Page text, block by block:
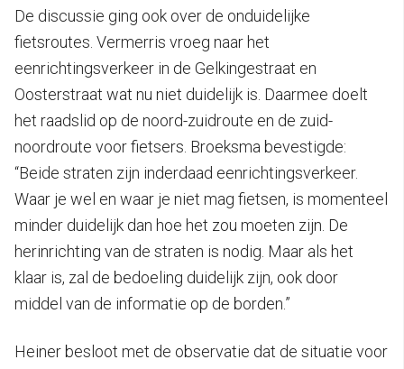
De discussie ging ook over de onduidelijke
fietsroutes. Vermerris vroeg naar het
eenrichtingsverkeer in de Gelkingestraat en
Oosterstraat wat nu niet duidelijk is. Daarmee doelt
het raadslid op de noord-zuidroute en de zuid-
noordroute voor fietsers. Broeksma bevestigde:
“Beide straten zijn inderdaad eenrichtingsverkeer.
Waar je wel en waar je niet mag fietsen, is momenteel
minder duidelijk dan hoe het zou moeten zijn. De
herinrichting van de straten is nodig. Maar als het
klaar is, zal de bedoeling duidelijk zijn, ook door
middel van de informatie op de borden.”
Heiner besloot met de observatie dat de situatie voor